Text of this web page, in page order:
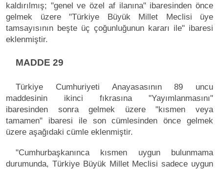
kaldırılmış; "genel ve özel af ilanına" ibaresinden önce
gelmek üzere "Türkiye Büyük Millet Meclisi üye
tamsayısının beşte üç çoğunluğunun kararı ile" ibaresi
eklenmiştir.
MADDE 29
Türkiye Cumhuriyeti Anayasasının 89 uncu
maddesinin ikinci fıkrasına "Yayımlanmasını"
ibaresinden sonra gelmek üzere "kısmen veya
tamamen" ibaresi ile son cümlesinden önce gelmek
üzere aşağıdaki cümle eklenmiştir.
"Cumhurbaşkanınca kısmen uygun bulunmama
durumunda, Türkiye Büyük Millet Meclisi sadece uygun